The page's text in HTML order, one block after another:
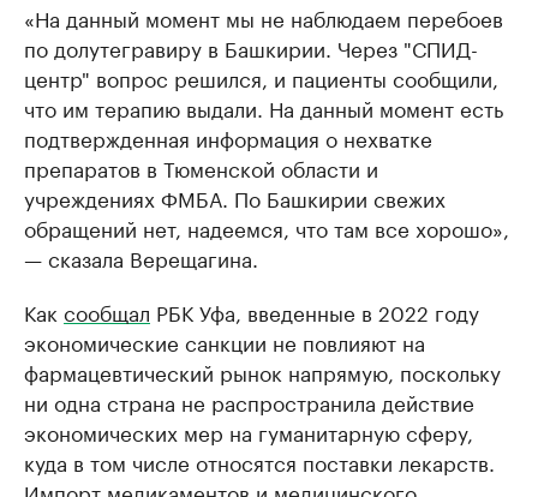
«На данный момент мы не наблюдаем перебоев
по долутегравиру в Башкирии. Через "СПИД-
центр" вопрос решился, и пациенты сообщили,
что им терапию выдали. На данный момент есть
подтвержденная информация о нехватке
препаратов в Тюменской области и
учреждениях ФМБА. По Башкирии свежих
обращений нет, надеемся, что там все хорошо»,
— сказала Верещагина.
Как сообщал РБК Уфа, введенные в 2022 году
экономические санкции не повлияют на
фармацевтический рынок напрямую, поскольку
ни одна страна не распространила действие
экономических мер на гуманитарную сферу,
куда в том числе относятся поставки лекарств.